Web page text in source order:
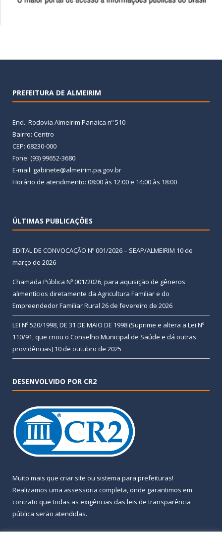
PREFEITURA DE ALMEIRIM
End.: Rodovia Almeirim Panaica nº 510
Bairro: Centro
CEP: 68230-000
Fone: (93) 99652-3680
E-mail: gabinete@almeirim.pa.gov.br
Horário de atendimento: 08:00 às 12:00 e 14:00 às 18:00
ÚLTIMAS PUBLICAÇÕES
EDITAL DE CONVOCAÇÃO Nº 001/2026 – SEAP/ALMEIRIM 10 de
março de 2026
Chamada Pública Nº 001/2026, para aquisição de gêneros
alimentícios diretamente da Agricultura Familiar e do
Empreendedor Familiar Rural 26 de fevereiro de 2026
LEI Nº 520/1998, DE 31 DE MAIO DE 1998 (Suprime e altera a Lei Nº
110/91, que criou o Conselho Municipal de Saúde e dá outras
providências) 10 de outubro de 2025
DESENVOLVIDO POR CR2
Muito mais que criar site ou sistema para prefeituras!
Realizamos uma assessoria completa, onde garantimos em
contrato que todas as exigências das leis de transparência
pública serão atendidas.